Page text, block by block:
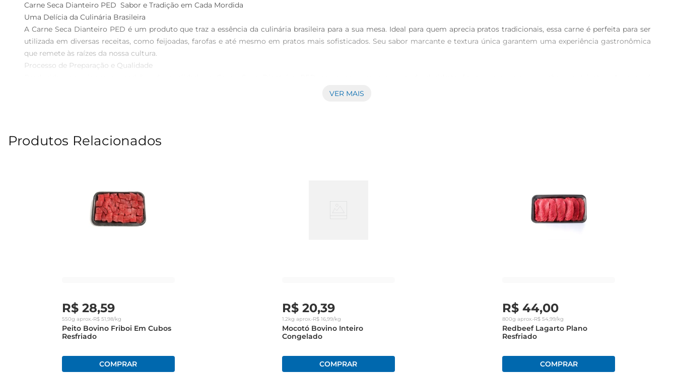
Carne Seca Dianteiro PED  Sabor e Tradição em Cada Mordida
Uma Delícia da Culinária Brasileira
A Carne Seca Dianteiro PED é um produto que traz a essência da culinária brasileira para a sua mesa. Ideal para quem aprecia pratos tradicionais, essa carne é perfeita para ser
utilizada em diversas receitas, como feijoadas, farofas e até mesmo em pratos mais sofisticados. Seu sabor marcante e textura única garantem uma experiência gastronômica
que remete às raízes da nossa cultura.
Processo de Preparação e Qualidade
cuidadosamente selecionada, garantindo que você leve para casa um produto de excelência. A técnica de cura utilizada não só realça o sabor, mas também proporciona uma
elaborados. Experimente incorporála em uma receita de escondidinho, onde o sabor da carne se combina perfeitamente com a cremosidade do purê. Ou ainda, utilizea em uma
diferentes temperos e acompanhamentos, pois a carne seca combina bem com uma infinidade de sabores.
Informações Nutricionais
A Carne Seca Dianteiro PED é uma excelente fonte de proteínas, sendo uma opção nutritiva para quem busca uma alimentação equilibrada. Além disso, é rica em ferro,
VER MAIS
Produtos Relacionados
R$ 28,59
550g aprox.•R$ 51,98/kg
Peito Bovino Friboi Em Cubos
Resfriado
R$ 20,39
1.2kg aprox.•R$ 16,99/kg
Mocotó Bovino Inteiro
Congelado
R$ 44,00
800g aprox.•R$ 54,99/kg
Redbeef Lagarto Plano
Resfriado